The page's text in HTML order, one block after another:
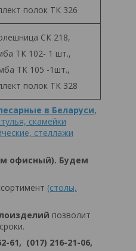
полок ТК 326
СК 218,
ТК 102- 1 шт.,
ТК 105 -1шт.,
полок ТК 328
в Беларуси,
скамейки
стеллажи
офисный). Будем
(столы,
позволит
(017) 216-21-06,